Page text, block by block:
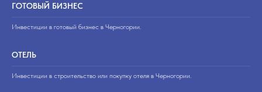
ГОТОВЫЙ БИЗНЕС
Инвестиции в готовый бизнес в Черногории.
ОТЕЛЬ
Инвестиции в строительство или покупку отеля в Черногории.